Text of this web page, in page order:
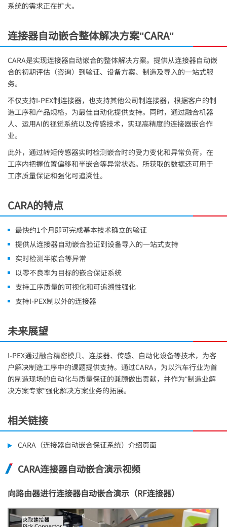
系统的需求正在扩大。
连接器自动嵌合整体解决方案"CARA"
CARA是实现连接器自动嵌合的整体解决方案。提供从连接器自动嵌
合的初期评估（咨询）到验证、设备方案、制造及导入的一站式服
务。
不仅支持I-PEX制连接器，也支持其他公司制连接器，根据客户的制
造工序和产品规格，为最佳自动化提供支持。同时，通过融合机器
人、运用AI的视觉系统以及传感技术，实现高精度的连接器嵌合作
业。
此外，通过转矩传感器实时检测嵌合时的受力变化和异常负荷，在
工序内把握位置偏移和半嵌合等异常状态。所获取的数据还可用于
工序质量保证和强化可追溯性。
CARA的特点
最快约1个月即可完成基本技术确立的验证
提供从连接器自动嵌合验证到设备导入的一站式支持
实时检测半嵌合等异常
以零不良率为目标的嵌合保证系统
支持工序质量的可视化和可追溯性强化
支持I-PEX制以外的连接器
未来展望
I-PEX通过融合精密模具、连接器、传感、自动化设备等技术，为客
户解决制造工序中的课题提供支持。通过CARA，为以汽车行业为首
的制造现场的自动化与质量保证的兼顾做出贡献，并作为"制造业解
决方案专家"强化解决方案业务的拓展。
相关链接
CARA（连接器自动嵌合保证系统）介绍页面
CARA连接器自动嵌合演示视频
向路由器进行连接器自动嵌合演示（RF连接器）